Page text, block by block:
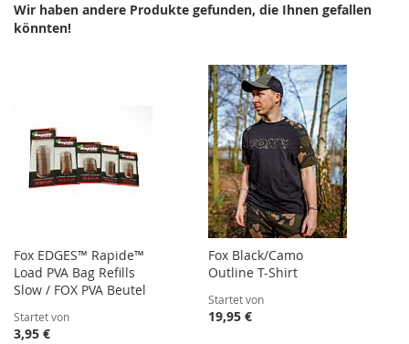
Wir haben andere Produkte gefunden, die Ihnen gefallen
könnten!
Fox EDGES™ Rapide™
Load PVA Bag Refills
Slow / FOX PVA Beutel
Startet von
3,95 €
Fox Black/Camo
Outline T-Shirt
Startet von
19,95 €